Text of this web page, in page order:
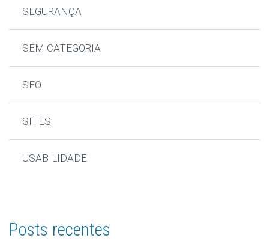
SEGURANÇA
SEM CATEGORIA
SEO
SITES
USABILIDADE
Posts recentes